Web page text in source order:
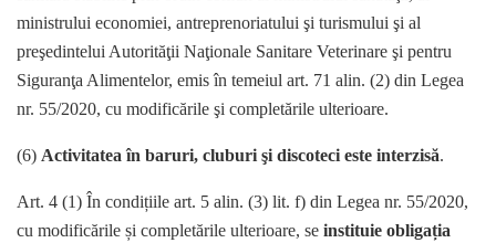
ministrului economiei, antreprenoriatului şi turismului şi al
preşedintelui Autorităţii Naţionale Sanitare Veterinare şi pentru
Siguranţa Alimentelor, emis în temeiul art. 71 alin. (2) din Legea
nr. 55/2020, cu modificările şi completările ulterioare.
(6) Activitatea în baruri, cluburi şi discoteci este interzisă.
Art. 4 (1) În condițiile art. 5 alin. (3) lit. f) din Legea nr. 55/2020,
cu modificările și completările ulterioare, se instituie obligația